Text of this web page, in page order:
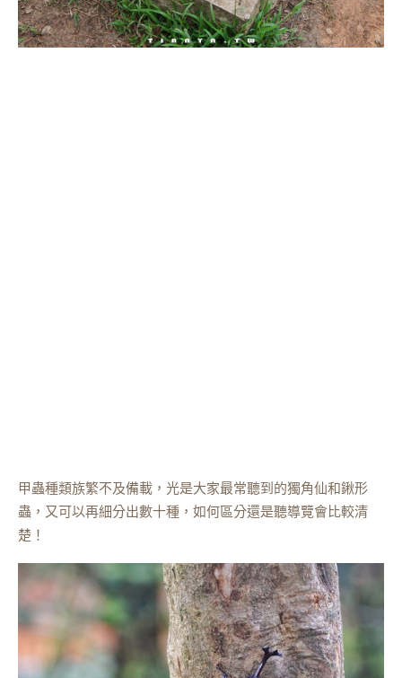
甲蟲種類族繁不及備載，光是大家最常聽到的獨角仙和鍬形
蟲，又可以再細分出數十種，如何區分還是聽導覽會比較清
楚！